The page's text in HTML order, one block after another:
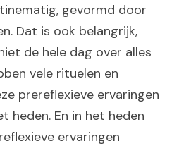
gevormd door
Dat is ook belangrijk,
de hele dag over alles
vele rituelen en
prereflexieve ervaringen
heden. En in het heden
ervaringen